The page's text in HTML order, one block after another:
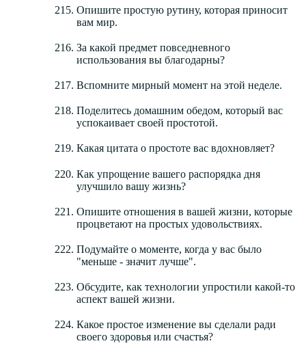
Опишите простую рутину, которая приносит
вам мир.
За какой предмет повседневного
использования вы благодарны?
Вспомните мирный момент на этой неделе.
Поделитесь домашним обедом, который вас
успокаивает своей простотой.
Какая цитата о простоте вас вдохновляет?
Как упрощение вашего распорядка дня
улучшило вашу жизнь?
Опишите отношения в вашей жизни, которые
процветают на простых удовольствиях.
Подумайте о моменте, когда у вас было
"меньше - значит лучше".
Обсудите, как технологии упростили какой-то
аспект вашей жизни.
Какое простое изменение вы сделали ради
своего здоровья или счастья?